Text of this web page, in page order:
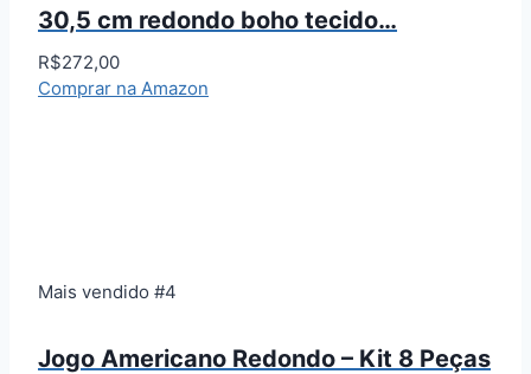
30,5 cm redondo boho tecido…
R$272,00
Comprar na Amazon
Mais vendido #4
Jogo Americano Redondo – Kit 8 Peças